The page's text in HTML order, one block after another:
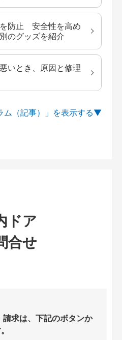
を防止 安全性を高め
のグッズを紹介
いとき、原因と修理
ム（記事）」を
ドア
合せ
求は、下記のボタンか